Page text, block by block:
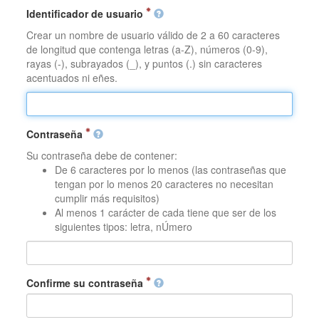
Identificador de usuario
Crear un nombre de usuario válido de 2 a 60 caracteres
de longitud que contenga letras (a-Z), números (0-9),
rayas (-), subrayados (_), y puntos (.) sin caracteres
acentuados ni eñes.
Contraseña
Su contraseña debe de contener:
De 6 caracteres por lo menos (las contraseñas que
tengan por lo menos 20 caracteres no necesitan
cumplir más requisitos)
Al menos 1 carácter de cada tiene que ser de los
siguientes tipos: letra, nÚmero
Confirme su contraseña